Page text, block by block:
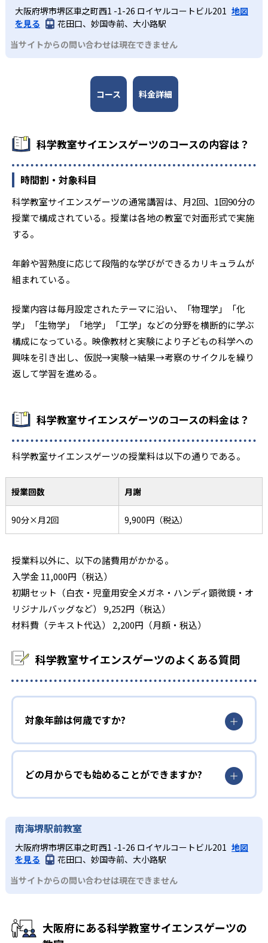
結果のまとめには記述式も取り入れられ、内容をまとめて
表現する能力も養う。最新の技術にも触れつつ、仮説を立
てる力を伸ばしていく。
大阪府堺市堺区車之町西1 -1-26 ロイヤルコートビル201 地図
を見る
花田口、妙国寺前、大小路駅
当サイトからの問い合わせは現在できません
コース 料金詳細
科学教室サイエンスゲーツのコースの内容は？
時間割・対象科目
科学教室サイエンスゲーツの通常講習は、月2回、1回90分の
授業で構成されている。授業は各地の教室で対面形式で実施
する。
年齢や習熟度に応じて段階的な学びができるカリキュラムが
組まれている。
授業内容は毎月設定されたテーマに沿い、「物理学」「化
学」「生物学」「地学」「工学」などの分野を横断的に学ぶ
構成になっている。映像教材と実験により子どもの科学への
興味を引き出し、仮説→実験→結果→考察のサイクルを繰り
返して学習を進める。
科学教室サイエンスゲーツのコースの料金は？
科学教室サイエンスゲーツの授業料は以下の通りである。
授業回数 月謝
90分×月2回 9,900円（税込）
授業料以外に、以下の諸費用がかかる。
入学金 11,000円（税込）
初期セット（白衣・児童用安全メガネ・ハンディ顕微鏡・オ
リジナルバッグなど） 9,252円（税込）
材料費（テキスト代込） 2,200円（月額・税込）
科学教室サイエンスゲーツのよくある質問
対象年齢は何歳ですか?
どの月からでも始めることができますか?
南海堺駅前教室
大阪府堺市堺区車之町西1 -1-26 ロイヤルコートビル201 地図
を見る
花田口、妙国寺前、大小路駅
当サイトからの問い合わせは現在できません
大阪府にある科学教室サイエンスゲーツの